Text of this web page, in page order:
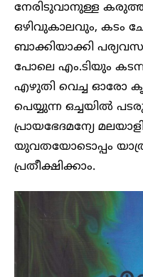
നേരിടുവാനുള്ള
ഒഴിവുകാലവും, കടം
ബാക്കിയാക്കി
പോലെ എം.ടിയും
എഴുതി വെച്ച ഓരോ
പെയ്യുന്ന ഒച്ചയിൽ
പ്രായഭേദമന്യേ
യുവതയോടൊപ്പം
പ്രതീക്ഷിക്കാം.